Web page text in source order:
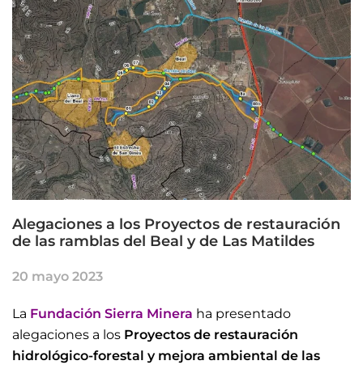
Alegaciones a los Proyectos de restauración
de las ramblas del Beal y de Las Matildes
20 mayo 2023
La Fundación Sierra Minera ha presentado
alegaciones a los Proyectos de restauración
hidrológico-forestal y mejora ambiental de las